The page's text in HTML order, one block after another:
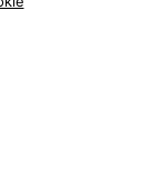
оплаты